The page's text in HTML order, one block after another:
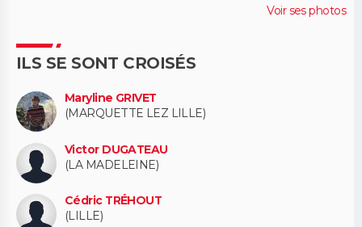
Voir ses photos
ILS SE SONT CROISÉS
Maryline GRIVET
(MARQUETTE LEZ LILLE)
Victor DUGATEAU
(LA MADELEINE)
Cédric TRÉHOUT
(LILLE)